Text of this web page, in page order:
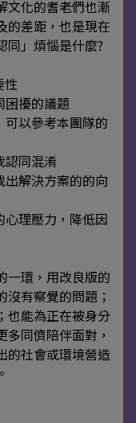
文化的耆老們也漸
的差距，也是現在
同」煩惱是什麼?
性
困擾的議題
以參考本團隊的
認同混淆
解決方案的的向
理壓力，降低因
一環，用改良版的
有察覺的問題；
也能為正在被身分
同儕陪伴面對，
的社會或環境營造